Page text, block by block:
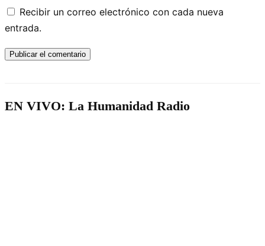
Recibir un correo electrónico con cada nueva
entrada.
EN VIVO: La Humanidad Radio